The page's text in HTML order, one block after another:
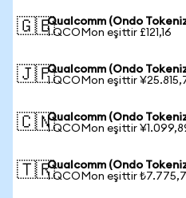
🇬🇧Qualcomm (Ondo
1 QCOMon eşittir £121,16
🇯🇵Qualcomm (Ondo
1 QCOMon eşittir
🇨🇳Qualcomm (Ondo
1 QCOMon eşittir
🇹🇷Qualcomm (Ondo
1 QCOMon eşittir